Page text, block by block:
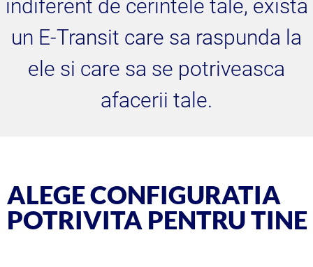
indiferent de cerintele tale, exista
un E-Transit care sa raspunda la
ele si care sa se potriveasca
afacerii tale.
ALEGE CONFIGURATIA
POTRIVITA PENTRU TINE